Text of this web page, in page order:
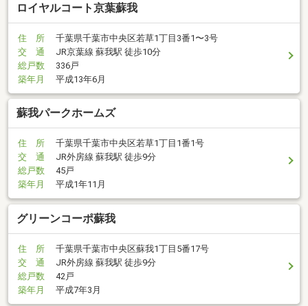
ロイヤルコート京葉蘇我
住 所
千葉県千葉市中央区若草1丁目3番1〜3号
交 通
JR京葉線 蘇我駅 徒歩10分
総戸数
336戸
築年月
平成13年6月
蘇我パークホームズ
住 所
千葉県千葉市中央区若草1丁目1番1号
交 通
JR外房線 蘇我駅 徒歩9分
総戸数
45戸
築年月
平成1年11月
グリーンコーポ蘇我
住 所
千葉県千葉市中央区蘇我1丁目5番17号
交 通
JR外房線 蘇我駅 徒歩9分
総戸数
42戸
築年月
平成7年3月